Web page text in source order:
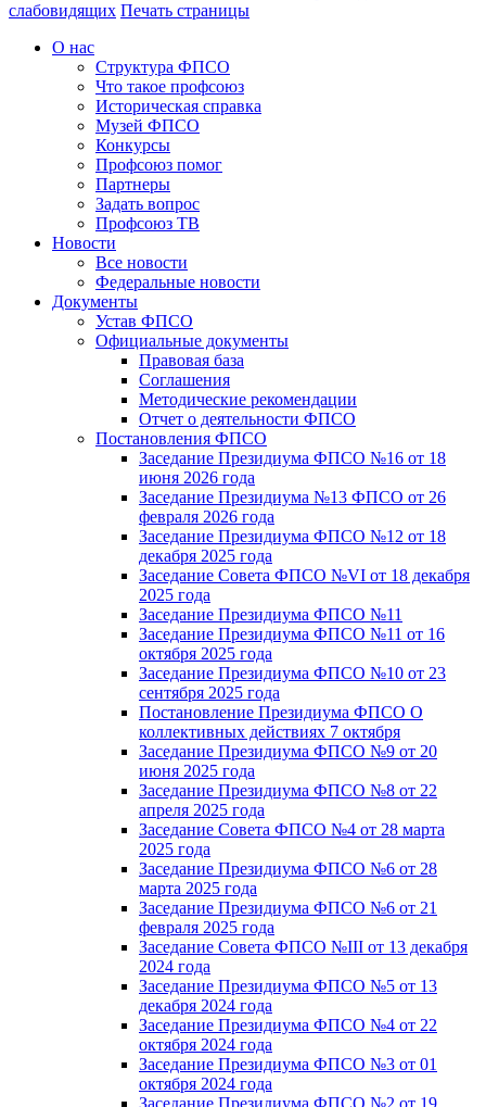
слабовидящих Печать страницы
О нас
Структура ФПСО
Что такое профсоюз
Историческая справка
Музей ФПСО
Конкурсы
Профсоюз помог
Партнеры
Задать вопрос
Профсоюз ТВ
Новости
Все новости
Федеральные новости
Документы
Устав ФПСО
Официальные документы
Правовая база
Соглашения
Методические рекомендации
Отчет о деятельности ФПСО
Постановления ФПСО
Заседание Президиума ФПСО №16 от 18
июня 2026 года
Заседание Президиума №13 ФПСО от 26
февраля 2026 года
Заседание Президиума ФПСО №12 от 18
декабря 2025 года
Заседание Совета ФПСО №VI от 18 декабря
2025 года
Заседание Президиума ФПСО №11
Заседание Президиума ФПСО №11 от 16
октября 2025 года
Заседание Президиума ФПСО №10 от 23
сентября 2025 года
Постановление Президиума ФПСО О
коллективных действиях 7 октября
Заседание Президиума ФПСО №9 от 20
июня 2025 года
Заседание Президиума ФПСО №8 от 22
апреля 2025 года
Заседание Совета ФПСО №4 от 28 марта
2025 года
Заседание Президиума ФПСО №6 от 28
марта 2025 года
Заседание Президиума ФПСО №6 от 21
февраля 2025 года
Заседание Совета ФПСО №III от 13 декабря
2024 года
Заседание Президиума ФПСО №5 от 13
декабря 2024 года
Заседание Президиума ФПСО №4 от 22
октября 2024 года
Заседание Президиума ФПСО №3 от 01
октября 2024 года
Заседание Президиума ФПСО №2 от 19